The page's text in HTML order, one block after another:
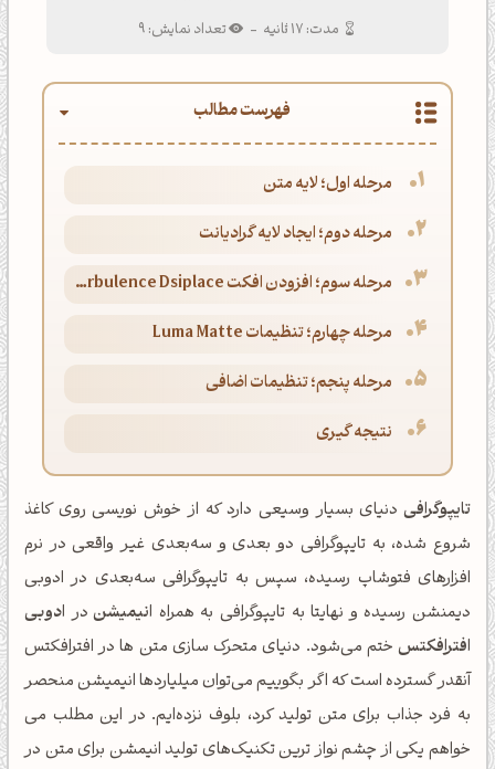
مدت: 17 ثانیه
- تعداد نمایش: 9
فهرست مطالب
مرحله اول؛ لایه متن
مرحله دوم؛ ایجاد لایه گرادیانت
مرحله سوم؛ افزودن افکت Turbulence Dsiplace
مرحله چهارم؛ تنظیمات Luma Matte
مرحله پنجم؛ تنظیمات اضافی
نتیجه گیری
تایپوگرافی دنیای بسیار وسیعی دارد که از خوش نویسی روی کاغذ
شروع شده، به تایپوگرافی دو بعدی و سه‌بعدی غیر واقعی در نرم
افزارهای فتوشاپ رسیده، سپس به تایپوگرافی سه‌بعدی در ادوبی
دیمنشن رسیده و نهایتا به تایپوگرافی به همراه انیمیشن در ادوبی
افترافکتس ختم می‌شود. دنیای متحرک سازی متن ها در افترافکتس
آنقدر گسترده است که اگر بگوییم می‌توان میلیاردها انیمیشن منحصر
به فرد جذاب برای متن تولید کرد، بلوف نزده‌ایم. در این مطلب می
خواهم یکی از چشم نواز ترین تکنیک‌های تولید انیمشن برای متن در